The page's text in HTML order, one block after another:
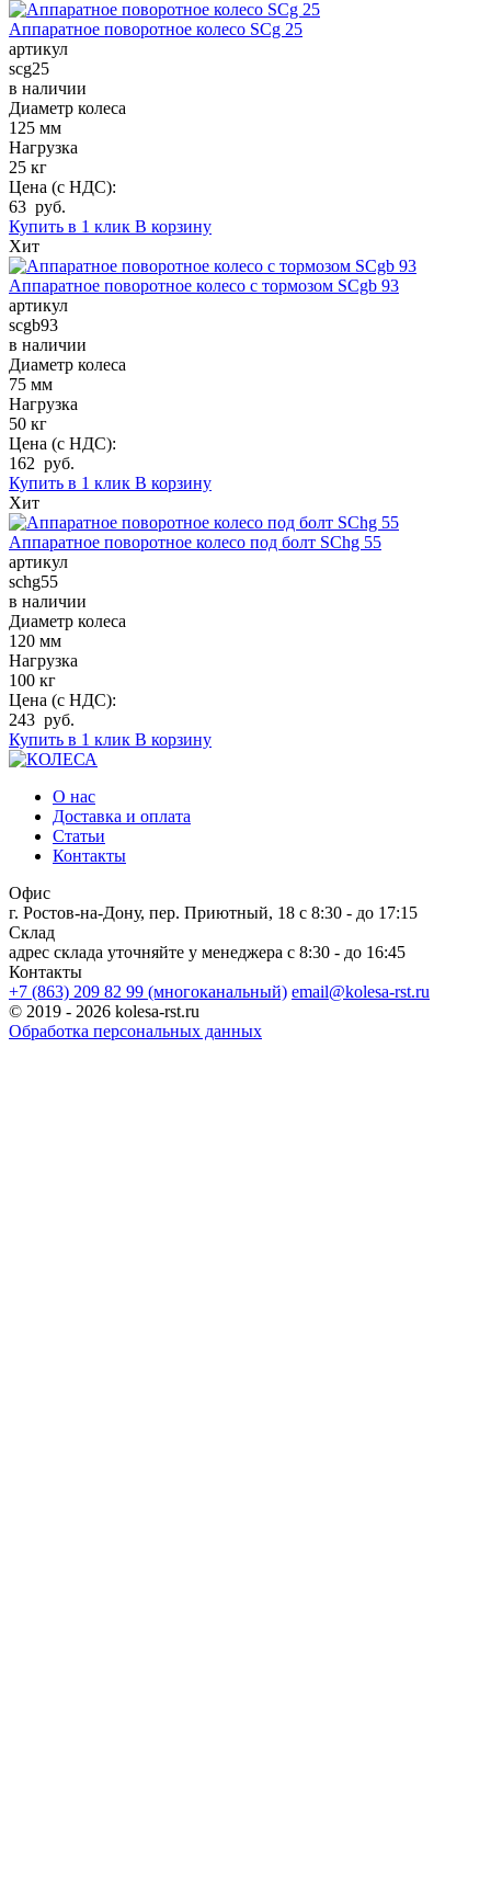
Аппаратное поворотное колесо SCg 25
артикул
scg25
в наличии
Диаметр колеса
125 мм
Нагрузка
25 кг
Цена (с НДС):
63 руб.
Купить в 1 клик В корзину
Хит
Аппаратное поворотное колесо с тормозом SCgb 93
артикул
scgb93
в наличии
Диаметр колеса
75 мм
Нагрузка
50 кг
Цена (с НДС):
162 руб.
Купить в 1 клик В корзину
Хит
Аппаратное поворотное колесо под болт SChg 55
артикул
schg55
в наличии
Диаметр колеса
120 мм
Нагрузка
100 кг
Цена (с НДС):
243 руб.
Купить в 1 клик В корзину
О нас
Доставка и оплата
Статьи
Контакты
Офис
г. Ростов-на-Дону, пер. Приютный, 18 c 8:30 - до 17:15
Склад
адрес склада уточняйте у менеджера c 8:30 - до 16:45
Контакты
+7 (863) 209 82 99 (многоканальный) email@kolesa-rst.ru
© 2019 - 2026 kolesa-rst.ru
Обработка персональных данных